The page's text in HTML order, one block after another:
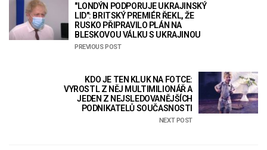
"LONDÝN PODPORUJE UKRAJINSKÝ
LID": BRITSKÝ PREMIÉR ŘEKL, ŽE
RUSKO PŘIPRAVILO PLÁN NA
BLESKOVOU VÁLKU S UKRAJINOU
PREVIOUS POST
KDO JE TEN KLUK NA FOTCE:
VYROSTL Z NĚJ MULTIMILIONÁŘ A
JEDEN Z NEJSLEDOVANĚJŠÍCH
PODNIKATELŮ SOUČASNOSTI
NEXT POST